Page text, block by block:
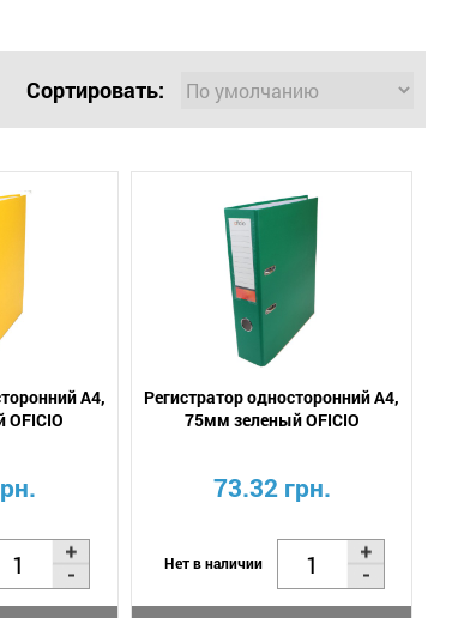
Сортировать:
А4,
Регистратор односторонний А4,
75мм зеленый OFICIO
73.32 грн.
Нет в наличии